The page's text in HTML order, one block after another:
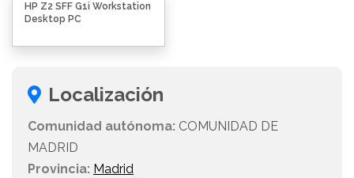
HP Z2 SFF G1i Workstation
Desktop PC
Localización
Comunidad autónoma: COMUNIDAD DE
MADRID
Provincia: Madrid